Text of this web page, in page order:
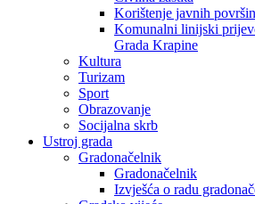
Korištenje javnih
Komunalni linijski
Grada Krapine
Kultura
Turizam
Sport
Obrazovanje
Socijalna skrb
Ustroj grada
Gradonačelnik
Gradonačelnik
Izvješća o radu